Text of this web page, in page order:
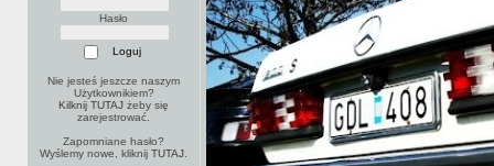
Hasło
Nie jesteś jeszcze naszym
Użytkownikiem?
Kilknij TUTAJ żeby się
zarejestrować.
Zapomniane hasło?
Wyślemy nowe, kliknijTUTAJ